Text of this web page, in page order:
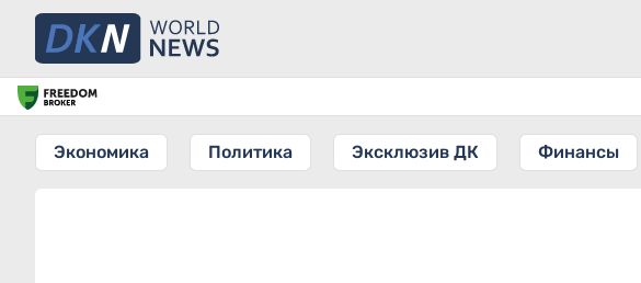
Экономика Политика Эксклюзив ДК Финансы